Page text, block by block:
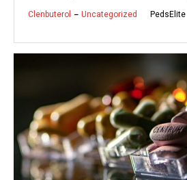
Clenbuterol Uncategorized PedsElite